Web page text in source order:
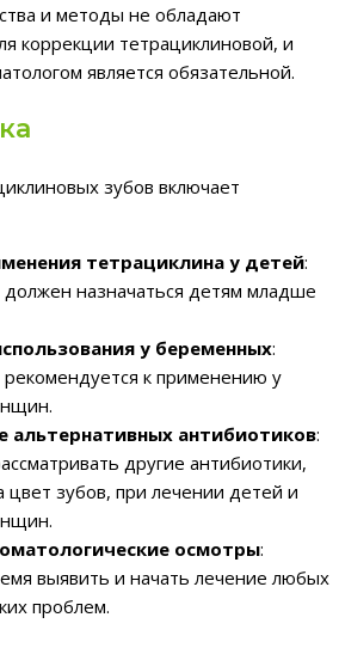
и методы не обладают
коррекции тетрациклиновой, и
является обязательной.
зубов включает
тетрациклина у детей:
должен назначаться детям младше
у беременных:
рекомендуется к применению у
альтернативных антибиотиков:
другие антибиотики,
зубов, при лечении детей и
осмотры:
выявить и начать лечение любых
проблем.